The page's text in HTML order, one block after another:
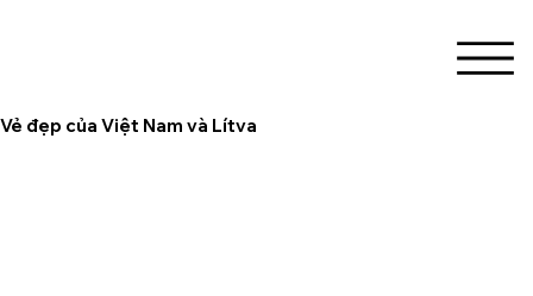
Vẻ đẹp của Việt Nam và Lítva